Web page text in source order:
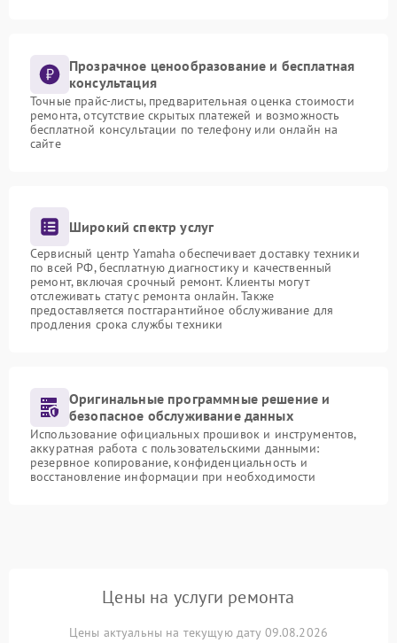
Прозрачное ценообразование и бесплатная
консультация
Точные прайс-листы, предварительная оценка стоимости
ремонта, отсутствие скрытых платежей и возможность
бесплатной консультации по телефону или онлайн на
сайте
Широкий спектр услуг
Сервисный центр Yamaha обеспечивает доставку техники
по всей РФ, бесплатную диагностику и качественный
ремонт, включая срочный ремонт. Клиенты могут
отслеживать статус ремонта онлайн. Также
предоставляется постгарантийное обслуживание для
продления срока службы техники
Оригинальные программные решение и
безопасное обслуживание данных
Использование официальных прошивок и инструментов,
аккуратная работа с пользовательскими данными:
резервное копирование, конфиденциальность и
восстановление информации при необходимости
Цены на услуги ремонта
Цены актуальны на текущую дату 09.08.2026